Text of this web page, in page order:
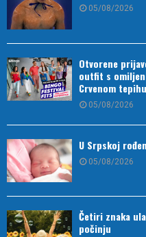
05/08/2026
Otvorene
outfit s
Crvenom
05/08/2026
U Srpskoj
05/08/2026
Četiri znaka
počinju